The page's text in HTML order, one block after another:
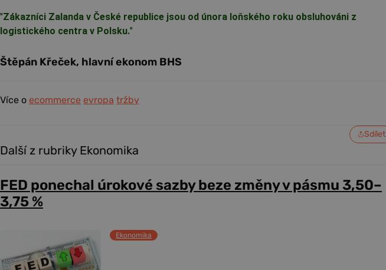
"Zákazníci Zalanda v České republice jsou od února loňského roku obsluhováni z
logistického centra v Polsku."
Štěpán Křeček, hlavní ekonom BHS
Více o ecommerce evropa tržby
Sdílet
Další z rubriky Ekonomika
FED ponechal úrokové sazby beze změny v pásmu 3,50–
3,75 %
Ekonomika